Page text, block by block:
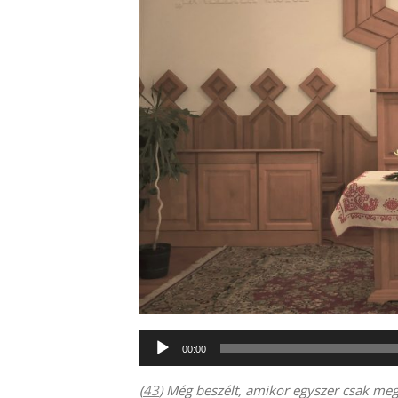
Audió
lejátszó
00:00
(43) Még beszélt, amikor egyszer csak